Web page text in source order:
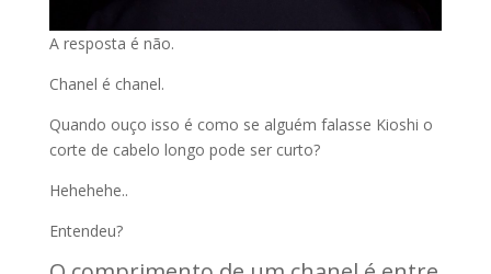
A resposta é não.
Chanel é chanel.
Quando ouço isso é como se alguém falasse Kioshi o
corte de cabelo longo pode ser curto?
Hehehehe..
Entendeu?